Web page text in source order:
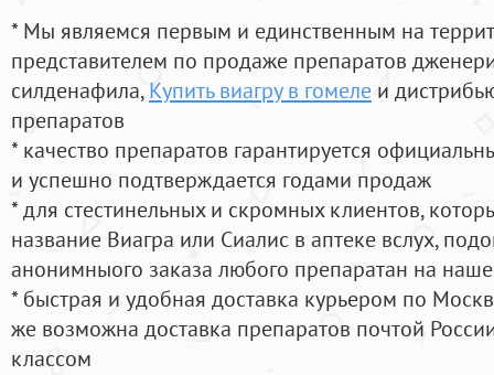
* Мы являемся первым и единственным на
представителем по продаже препаратов
силденафила, Купить виагру в гомеле и
препаратов
* качество препаратов гарантируется
и успешно подтверждается годами продаж
* для стестинельных и скромных клиентов,
название Виагра или Сиалис в аптеке вслух,
анонимныого заказа любого препаратан на
* быстрая и удобная доставка курьером по
же возможна доставка препаратов почтой
классом